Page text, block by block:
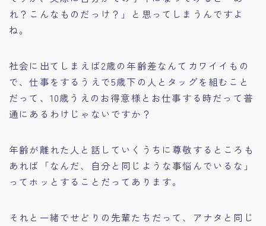
れ？こんなものだっけ？」と思ってしまうんですよ
ね。
社会に出てしまえば2歳の年齢差なんてカワイイもの
で、仕事をするうえで5歳下の人とタッグを組むこと
だって、10歳うえのお得意様とお仕事する時だって普
通にあるわけじゃないですか？
年齢が離れた人と話していくうちに尊敬するところも
あれば 「なんだ、自分と同じような事悩んでいるな」
ってホッとすることだってあります。
それと一緒でせどりの先輩たちだって、アナタと同じ